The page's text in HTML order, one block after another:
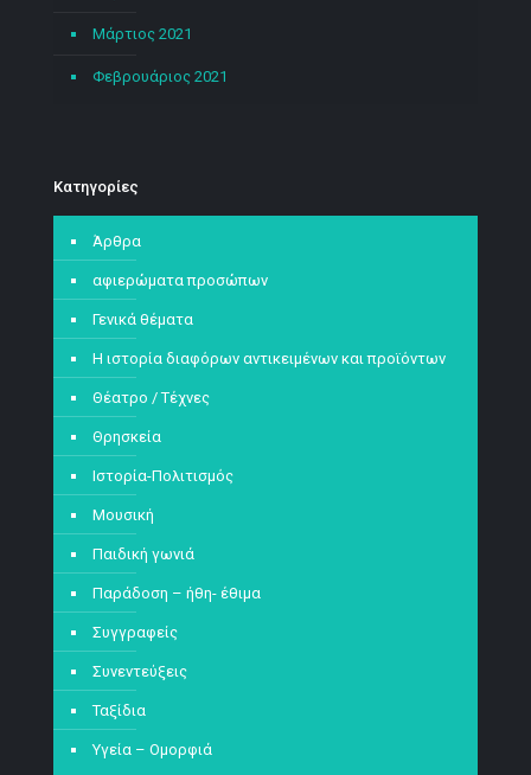
Μάρτιος 2021
Φεβρουάριος 2021
Kατηγορίες
Άρθρα
αφιερώματα προσώπων
Γενικά θέματα
Η ιστορία διαφόρων αντικειμένων και προϊόντων
Θέατρο / Τέχνες
Θρησκεία
Ιστορία-Πολιτισμός
Μουσική
Παιδική γωνιά
Παράδοση – ήθη- έθιμα
Συγγραφείς
Συνεντεύξεις
Ταξίδια
Υγεία – Ομορφιά